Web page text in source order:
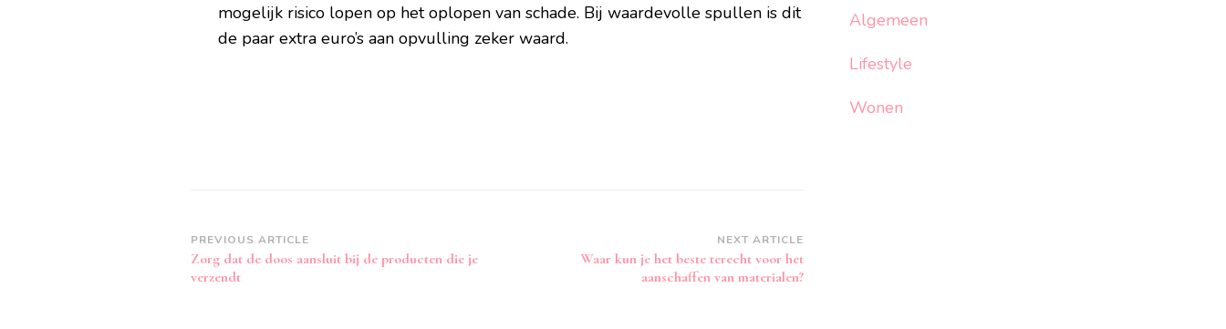
mogelijk risico lopen op het oplopen van schade. Bij waardevolle spullen is dit
de paar extra euro’s aan opvulling zeker waard.
Post
Navigation
PREVIOUS ARTICLE
Zorg dat de doos aansluit bij de producten die je
verzendt
NEXT ARTICLE
Waar kun je het beste terecht voor het
aanschaffen van materialen?
Algemeen
Lifestyle
Wonen